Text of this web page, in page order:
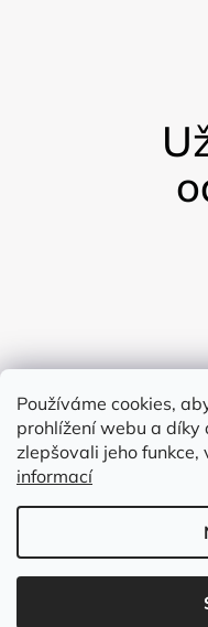
Používáme cookies,
prohlížení webu a díky
zlepšovali jeho funkce,
informací